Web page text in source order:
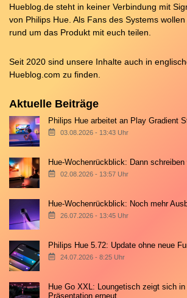
Hueblog.de steht in keiner Verbindung mit
von Philips Hue. Als Fans des Systems
rund um das Produkt mit euch teilen.
Seit 2020 sind unsere Inhalte auch in
Hueblog.com zu finden.
Aktuelle Beiträge
Philips Hue arbeitet an Play Gradient
03.08.2026 - 13:43 Uhr
Hue-Wochenrückblick: Dann
02.08.2026 - 13:57 Uhr
Hue-Wochenrückblick: Noch mehr
26.07.2026 - 13:45 Uhr
Philips Hue 5.72: Update ohne neue
24.07.2026 - 8:25 Uhr
Hue Go XXL: Loungetisch zeigt sich
Präsentation erneut